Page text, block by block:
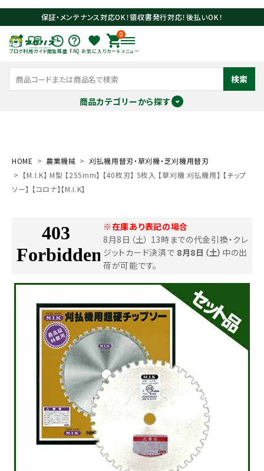
保証・メンテナンス対応OK！領収書発行対応！後払いOK！
ブログ利用ガイド閲覧履歴 FAQ お気に入り
0
カート メニュー
検索
商品カテゴリーから探す
search
お気に入り一覧
閲覧履歴一覧
作業用品
補修部品
HOME 農業機械
刈払機用替刃・草刈機・芝刈機用替刃
【M.I.K】 M型 【255mm】 【40枚刃】 5枚入 【草刈機 刈払機用】 【チップ
ソー】 【コロナ】【M.I.K】
※在庫あり表記の場合
8月8日（土） 13時までの代金引換・クレ
ジットカード決済で 8月8日（土） 中の出
荷が可能です。